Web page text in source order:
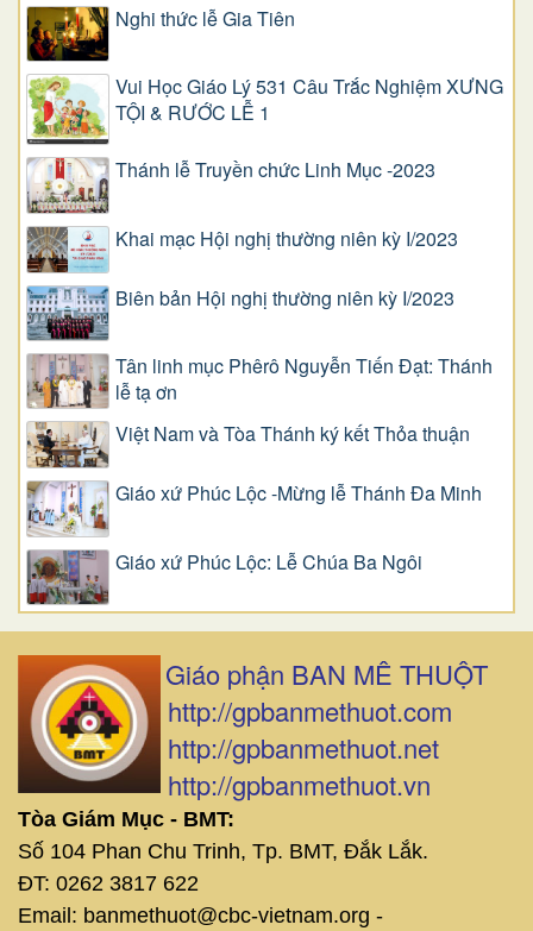
Nghi thức lễ Gia Tiên
Vui Học Giáo Lý 531 Câu Trắc Nghiệm XƯNG
TỘI & RƯỚC LỄ 1
Thánh lễ Truyền chức Linh Mục -2023
Khai mạc Hội nghị thường niên kỳ I/2023
Biên bản Hội nghị thường niên kỳ I/2023
Tân linh mục Phêrô Nguyễn Tiến Đạt: Thánh
lễ tạ ơn
Việt Nam và Tòa Thánh ký kết Thỏa thuận
Giáo xứ Phúc Lộc -Mừng lễ Thánh Đa Minh
Giáo xứ Phúc Lộc: Lễ Chúa Ba Ngôi
Giáo phận BAN MÊ THUỘT
http://gpbanmethuot.com
http://gpbanmethuot.net
http://gpbanmethuot.vn
Tòa Giám Mục - BMT:
Số 104 Phan Chu Trinh, Tp. BMT, Đắk Lắk.
ĐT: 0262 3817 622
Email: banmethuot@cbc-vietnam.org -